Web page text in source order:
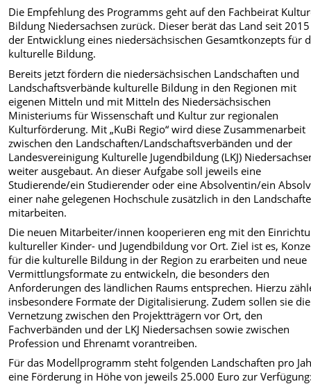
Die Empfehlung des Programms geht auf den Fachbeirat
Bildung Niedersachsen zurück. Dieser berät das Land seit
der Entwicklung eines niedersächsischen Gesamtkonzepts für
kulturelle Bildung.
Bereits jetzt fördern die niedersächsischen Landschaften und
Landschaftsverbände kulturelle Bildung in den Regionen mit
eigenen Mitteln und mit Mitteln des Niedersächsischen
Ministeriums für Wissenschaft und Kultur zur regionalen
Kulturförderung. Mit „KuBi Regio“ wird diese Zusammenarbeit
zwischen den Landschaften/Landschaftsverbänden und der
Landesvereinigung Kulturelle Jugendbildung (LKJ)
weiter ausgebaut. An dieser Aufgabe soll jeweils eine
Studierende/ein Studierender oder eine Absolventin/ein
einer nahe gelegenen Hochschule zusätzlich in den
mitarbeiten.
Die neuen Mitarbeiter/innen kooperieren eng mit den
kultureller Kinder- und Jugendbildung vor Ort. Ziel ist es,
für die kulturelle Bildung in der Region zu erarbeiten und neue
Vermittlungsformate zu entwickeln, die besonders den
Anforderungen des ländlichen Raums entsprechen. Hierzu
insbesondere Formate der Digitalisierung. Zudem sollen sie die
Vernetzung zwischen den Projektträgern vor Ort, den
Fachverbänden und der LKJ Niedersachsen sowie zwischen
Profession und Ehrenamt vorantreiben.
Für das Modellprogramm steht folgenden Landschaften pro
eine Förderung in Höhe von jeweils 25.000 Euro zur